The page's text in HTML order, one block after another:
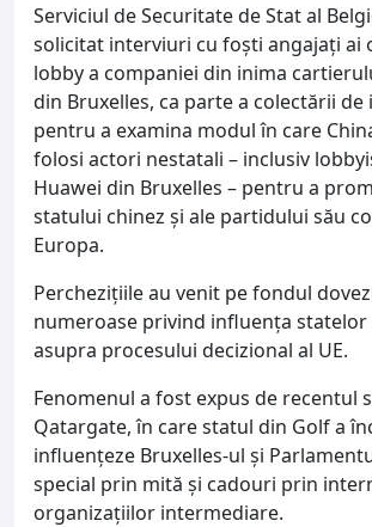
Serviciul de Securitate de Stat al
solicitat interviuri cu foști angajați ai
lobby a companiei din inima
din Bruxelles, ca parte a colectării
pentru a examina modul în care
folosi actori nestatali – inclusiv
Huawei din Bruxelles – pentru a
statului chinez și ale partidului său
Europa.
Perchezițiile au venit pe fondul
numeroase privind influența
asupra procesului decizional al UE.
Fenomenul a fost expus de recentul
Qatargate, în care statul din Golf a
influențeze Bruxelles-ul și
special prin mită și cadouri prin
organizațiilor intermediare.